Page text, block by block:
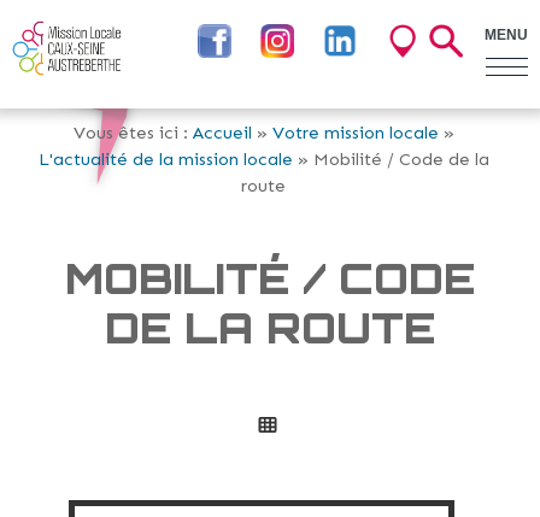
MENU
Vous êtes ici : Accueil » Votre mission locale »
L'actualité de la mission locale » Mobilité / Code de la
route
MOBILITÉ / CODE
DE LA ROUTE